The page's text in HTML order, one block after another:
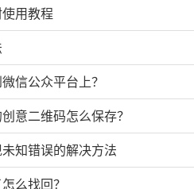
用教程
信公众平台上？
意二维码怎么保存？
知错误的解决方法
么找回？